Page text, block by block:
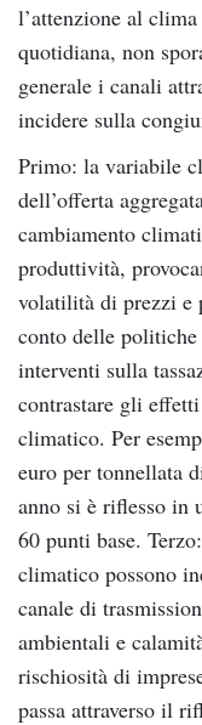
l’attenzione al clima
quotidiana, non
generale i canali
incidere sulla
Primo: la variabile
dell’offerta
cambiamento
produttività,
volatilità di prezzi e
conto delle
interventi sulla
contrastare gli
climatico. Per
euro per tonnellata
anno si è riflesso in
60 punti base.
climatico possono
canale di
ambientali e
rischiosità di
passa attraverso il